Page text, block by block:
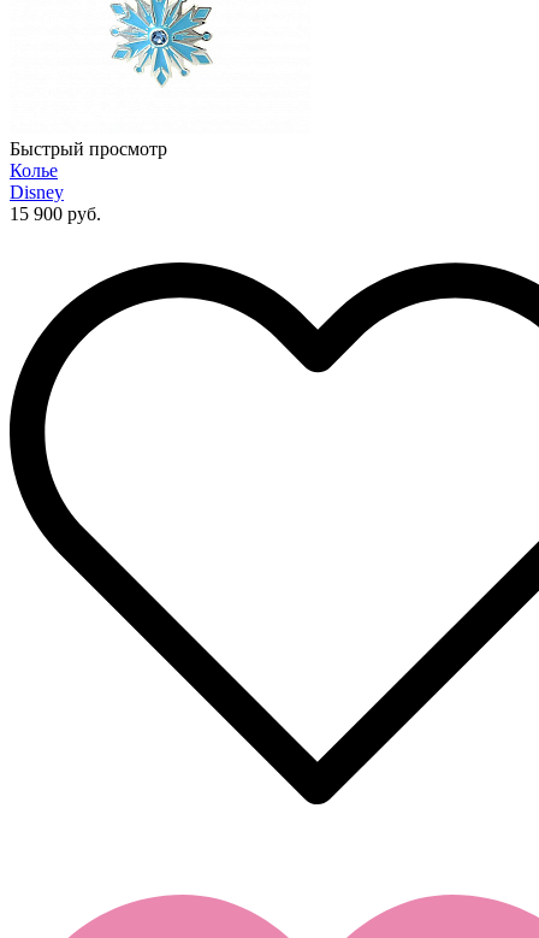
Быстрый просмотр
Колье
Disney
15 900 руб.